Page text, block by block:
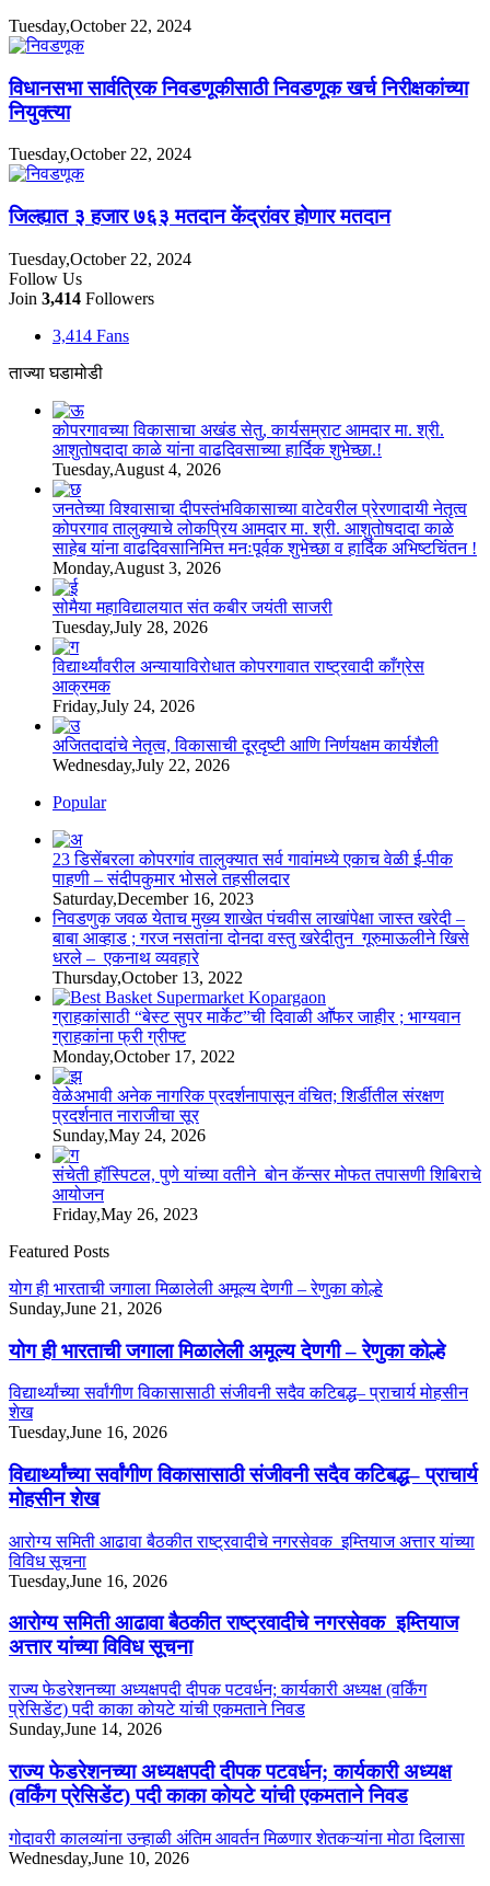
Tuesday,October 22, 2024
विधानसभा सार्वत्रिक निवडणूकीसाठी निवडणूक खर्च निरीक्षकांच्या
नियुक्त्या
Tuesday,October 22, 2024
जिल्ह्यात ३ हजार ७६३ मतदान केंद्रांवर होणार मतदान
Tuesday,October 22, 2024
Follow Us
Join 3,414 Followers
3,414 Fans
ताज्या घडामोडी
कोपरगावच्या विकासाचा अखंड सेतु, कार्यसम्राट आमदार मा. श्री.
आशुतोषदादा काळे यांना वाढदिवसाच्या हार्दिक शुभेच्छा.!
Tuesday,August 4, 2026
जनतेच्या विश्वासाचा दीपस्तंभविकासाच्या वाटेवरील प्रेरणादायी नेतृत्व
कोपरगाव तालुक्याचे लोकप्रिय आमदार मा. श्री. आशुतोषदादा काळे
साहेब यांना वाढदिवसानिमित्त मनःपूर्वक शुभेच्छा व हार्दिक अभिष्टचिंतन !
Monday,August 3, 2026
सोमैया महाविद्यालयात संत कबीर जयंती साजरी
Tuesday,July 28, 2026
विद्यार्थ्यांवरील अन्यायाविरोधात कोपरगावात राष्ट्रवादी काँग्रेस
आक्रमक
Friday,July 24, 2026
अजितदादांचे नेतृत्व, विकासाची दूरदृष्टी आणि निर्णयक्षम कार्यशैली
Wednesday,July 22, 2026
Popular
23 डिसेंबरला कोपरगांव तालुक्‍यात सर्व गावांमध्ये एकाच वेळी ई-पीक
पाहणी – संदीपकुमार भोसले तहसीलदार
Saturday,December 16, 2023
निवडणुक जवळ येताच मुख्य शाखेत पंचवीस लाखांपेक्षा जास्त खरेदी –
बाबा आव्हाड ; गरज नसतांना दोनदा वस्तु खरेदीतुन गूरुमाऊलीने खिसे
धरले – एकनाथ व्यवहारे
Thursday,October 13, 2022
ग्राहकांसाठी “बेस्ट सुपर मार्केट”ची दिवाळी आॕफर जाहीर ; भाग्यवान
ग्राहकांना फ्री ग्रीफ्ट
Monday,October 17, 2022
वेळेअभावी अनेक नागरिक प्रदर्शनापासून वंचित; शिर्डीतील संरक्षण
प्रदर्शनात नाराजीचा सूर
Sunday,May 24, 2026
संचेती हॉस्पिटल, पुणे यांच्या वतीने बोन कॅन्सर मोफत तपासणी शिबिराचे
आयोजन
Friday,May 26, 2023
Featured Posts
योग ही भारताची जगाला मिळालेली अमूल्य देणगी – रेणुका कोल्हे
Sunday,June 21, 2026
योग ही भारताची जगाला मिळालेली अमूल्य देणगी – रेणुका कोल्हे
विद्यार्थ्यांच्या सर्वांगीण विकासासाठी संजीवनी सदैव कटिबद्ध– प्राचार्य मोहसीन
शेख
Tuesday,June 16, 2026
विद्यार्थ्यांच्या सर्वांगीण विकासासाठी संजीवनी सदैव कटिबद्ध– प्राचार्य
मोहसीन शेख
आरोग्य समिती आढावा बैठकीत राष्ट्रवादीचे नगरसेवक इम्तियाज अत्तार यांच्या
विविध सूचना
Tuesday,June 16, 2026
आरोग्य समिती आढावा बैठकीत राष्ट्रवादीचे नगरसेवक इम्तियाज
अत्तार यांच्या विविध सूचना
राज्य फेडरेशनच्या अध्यक्षपदी दीपक पटवर्धन; कार्यकारी अध्यक्ष (वर्किंग
प्रेसिडेंट) पदी काका कोयटे यांची एकमताने निवड
Sunday,June 14, 2026
राज्य फेडरेशनच्या अध्यक्षपदी दीपक पटवर्धन; कार्यकारी अध्यक्ष
(वर्किंग प्रेसिडेंट) पदी काका कोयटे यांची एकमताने निवड
गोदावरी कालव्यांना उन्हाळी अंतिम आवर्तन मिळणार शेतकऱ्यांना मोठा दिलासा
Wednesday,June 10, 2026